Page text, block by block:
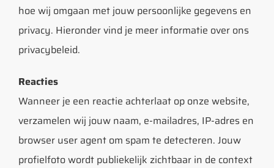
hoe wij omgaan met jouw persoonlijke gegevens en
privacy. Hieronder vind je meer informatie over ons
privacybeleid.
Reacties
Wanneer je een reactie achterlaat op onze website,
verzamelen wij jouw naam, e-mailadres, IP-adres en
browser user agent om spam te detecteren. Jouw
profielfoto wordt publiekelijk zichtbaar in de context